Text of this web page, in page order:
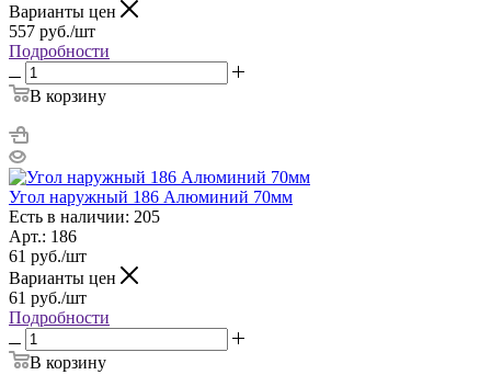
Варианты цен
557 руб./шт
Подробности
В корзину
Угол наружный 186 Алюминий 70мм
Есть в наличии: 205
Арт.: 186
61 руб./шт
Варианты цен
61 руб./шт
Подробности
В корзину